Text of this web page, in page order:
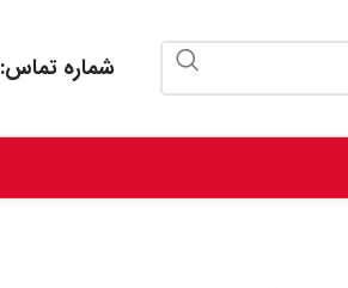
شماره تماس: ۸۸۸۵۰۸۷۱ – ۰۲۱